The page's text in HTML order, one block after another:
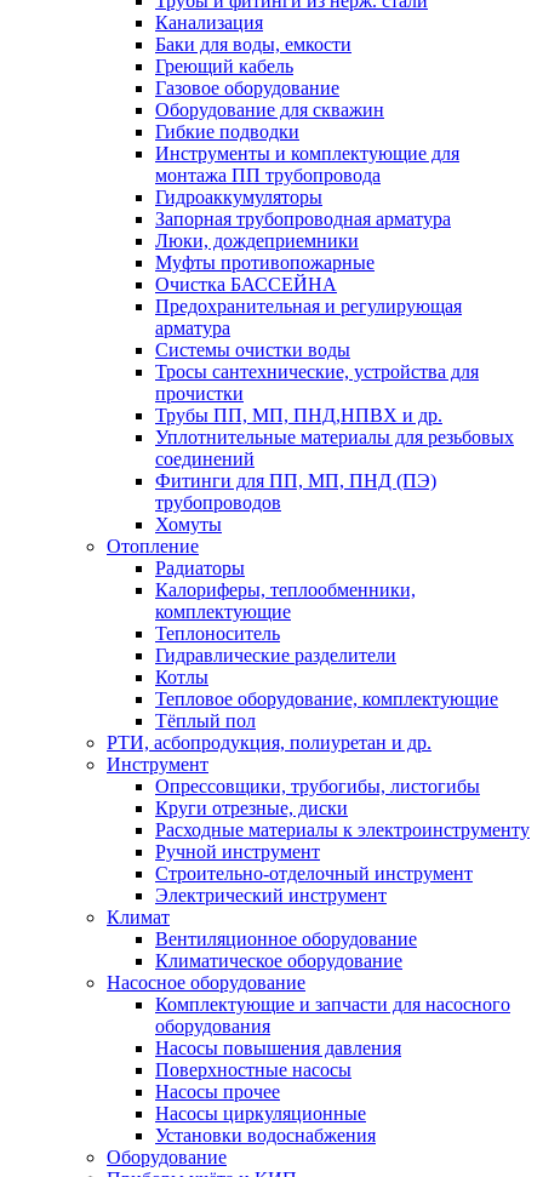
Канализация
Баки для воды, емкости
Греющий кабель
Газовое оборудование
Оборудование для скважин
Гибкие подводки
Инструменты и комплектующие для
монтажа ПП трубопровода
Гидроаккумуляторы
Запорная трубопроводная арматура
Люки, дождеприемники
Муфты противопожарные
Очистка БАССЕЙНА
Предохранительная и регулирующая
арматура
Системы очистки воды
Тросы сантехнические, устройства для
прочистки
Трубы ПП, МП, ПНД,НПВХ и др.
Уплотнительные материалы для резьбовых
соединений
Фитинги для ПП, МП, ПНД (ПЭ)
трубопроводов
Хомуты
Отопление
Радиаторы
Калориферы, теплообменники,
комплектующие
Теплоноситель
Гидравлические разделители
Котлы
Тепловое оборудование, комплектующие
Тёплый пол
РТИ, асбопродукция, полиуретан и др.
Инструмент
Опрессовщики, трубогибы, листогибы
Круги отрезные, диски
Расходные материалы к электроинструменту
Ручной инструмент
Строительно-отделочный инструмент
Электрический инструмент
Климат
Вентиляционное оборудование
Климатическое оборудование
Насосное оборудование
Комплектующие и запчасти для насосного
оборудования
Насосы повышения давления
Поверхностные насосы
Насосы прочее
Насосы циркуляционные
Установки водоснабжения
Оборудование